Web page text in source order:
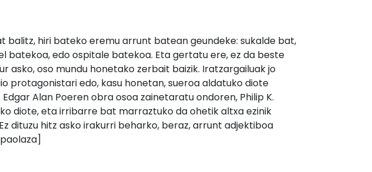
balitz, hiri bateko eremu arrunt batean geundeke: sukalde bat,
batekoa, edo ospitale batekoa. Eta gertatu ere, ez da beste
asko, oso mundu honetako zerbait baizik. Iratzargailuak jo
protagonistari edo, kasu honetan, sueroa aldatuko diote
Alan Poeren obra osoa zainetaratu ondoren, Philip K.
diote, eta irribarre bat marraztuko da ohetik altxa ezinik
dituzu hitz asko irakurri beharko, beraz, arrunt adjektiboa